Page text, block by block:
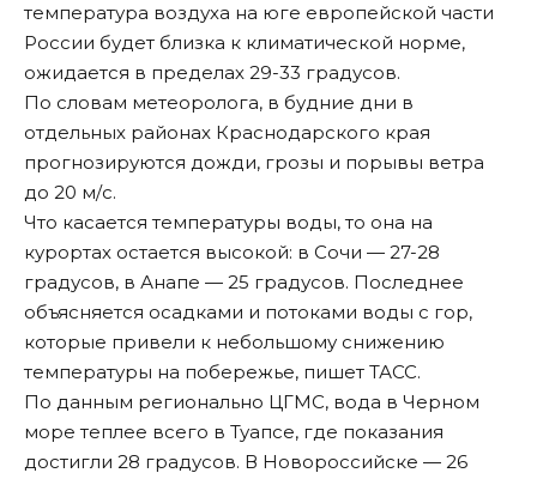
температура воздуха на юге европейской части
России будет близка к климатической норме,
ожидается в пределах 29-33 градусов.
По словам метеоролога, в будние дни в
отдельных районах Краснодарского края
прогнозируются дожди, грозы и порывы ветра
до 20 м/с.
Что касается температуры воды, то она на
курортах остается высокой: в Сочи — 27-28
градусов, в Анапе — 25 градусов. Последнее
объясняется осадками и потоками воды с гор,
которые привели к небольшому снижению
температуры на побережье, пишет ТАСС.
По данным регионально ЦГМС, вода в Черном
море теплее всего в Туапсе, где показания
достигли 28 градусов. В Новороссийске — 26